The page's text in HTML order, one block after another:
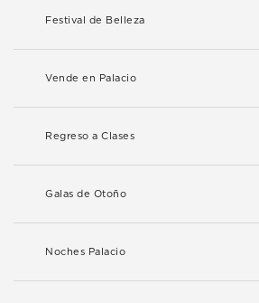
Festival de Belleza
Vende en Palacio
Regreso a Clases
Galas de Otoño
Noches Palacio